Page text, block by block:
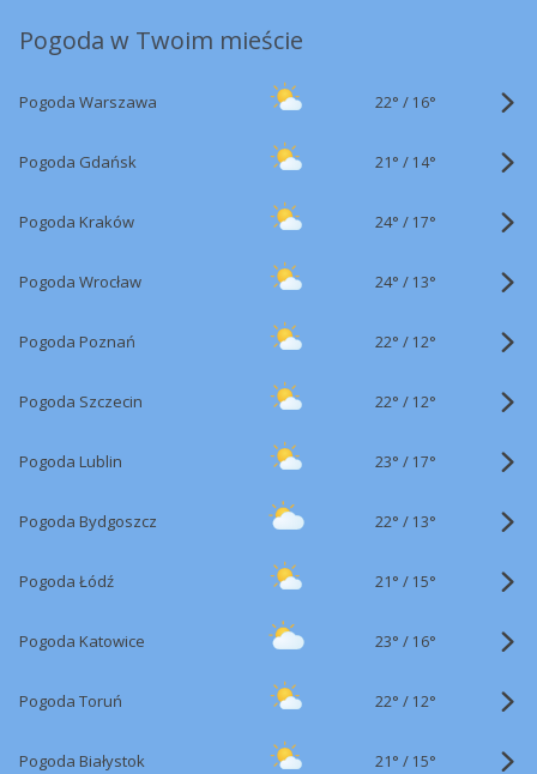
Pogoda w Twoim mieście
Pogoda Warszawa 22° / 16°
Pogoda Gdańsk 21° / 14°
Pogoda Kraków 24° / 17°
Pogoda Wrocław 24° / 13°
Pogoda Poznań 22° / 12°
Pogoda Szczecin 22° / 12°
Pogoda Lublin 23° / 17°
Pogoda Bydgoszcz 22° / 13°
Pogoda Łódź 21° / 15°
Pogoda Katowice 23° / 16°
Pogoda Toruń 22° / 12°
Pogoda Białystok 21° / 15°